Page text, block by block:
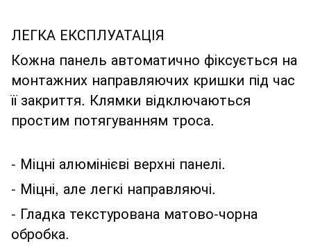
ЛЕГКА ЕКСПЛУАТАЦІЯ
Кожна панель автоматично фіксується на
монтажних направляючих кришки під час
її закриття. Клямки відключаються
простим потягуванням троса.
- Міцні алюмінієві верхні панелі.
- Міцні, але легкі направляючі.
- Гладка текстурована матово-чорна
обробка.